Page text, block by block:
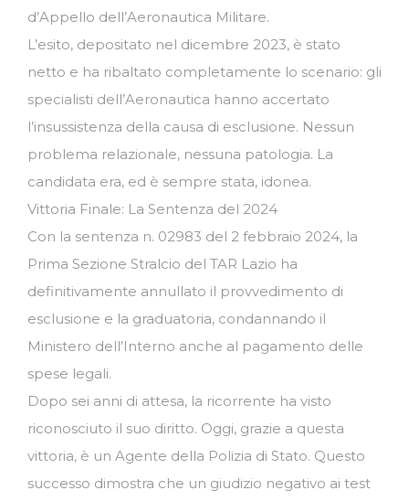
d’Appello dell’Aeronautica Militare.
L’esito, depositato nel dicembre 2023, è stato
netto e ha ribaltato completamente lo scenario: gli
specialisti dell’Aeronautica hanno accertato
l’insussistenza della causa di esclusione. Nessun
problema relazionale, nessuna patologia. La
candidata era, ed è sempre stata, idonea.
Vittoria Finale: La Sentenza del 2024
Con la sentenza n. 02983 del 2 febbraio 2024, la
Prima Sezione Stralcio del TAR Lazio ha
definitivamente annullato il provvedimento di
esclusione e la graduatoria, condannando il
Ministero dell’Interno anche al pagamento delle
spese legali.
Dopo sei anni di attesa, la ricorrente ha visto
riconosciuto il suo diritto. Oggi, grazie a questa
vittoria, è un Agente della Polizia di Stato. Questo
successo dimostra che un giudizio negativo ai test